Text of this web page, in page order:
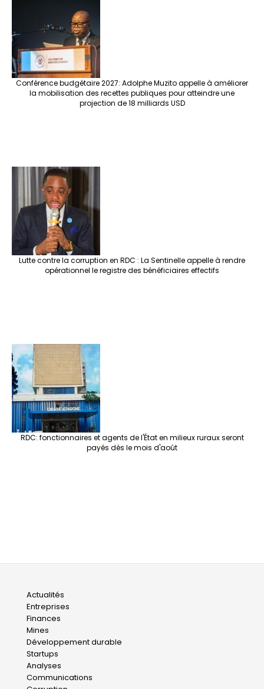
Conférence budgétaire 2027: Adolphe Muzito appelle à améliorer
la mobilisation des recettes publiques pour atteindre une
projection de 18 milliards USD
Lutte contre la corruption en RDC : La Sentinelle appelle à rendre
opérationnel le registre des bénéficiaires effectifs
RDC: fonctionnaires et agents de l'État en milieux ruraux seront
payés dès le mois d'août
Main
navigation
Actualités
Entreprises
Finances
Mines
Développement durable
Startups
Analyses
Communications